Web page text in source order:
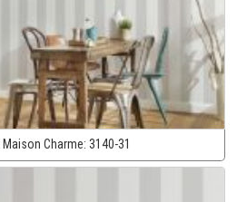
Maison Charme: 3140-31